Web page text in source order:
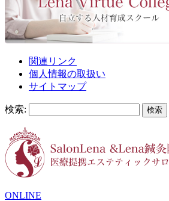
関連リンク
個人情報の取扱い
サイトマップ
検索:
ONLINE